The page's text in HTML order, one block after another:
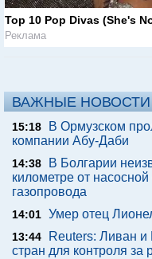
Top 10 Pop Divas (She's
Реклама
ВАЖНЫЕ НОВОСТИ
15:18
В Ормузском
компании Абу-Даби
14:38
В Болгарии
километре от
газопровода
14:01 Умер отец
13:44
Reuters: Ливан и
стран для контроля